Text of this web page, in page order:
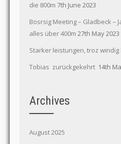
die 800m 7th June 2023
Bosrsig Meeting – Gladbeck –
alles über 400m 27th May 2023
Starker leistungen, troz windig
Tobias zurückgekehrt 14th
Archives
August 2025